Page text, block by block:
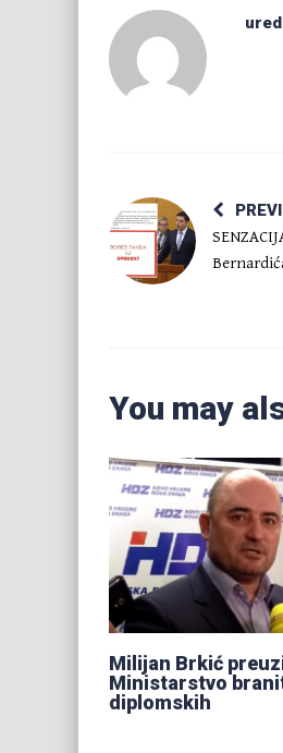
You may
Milijan Brkić
Ministarstvo
diplomskih